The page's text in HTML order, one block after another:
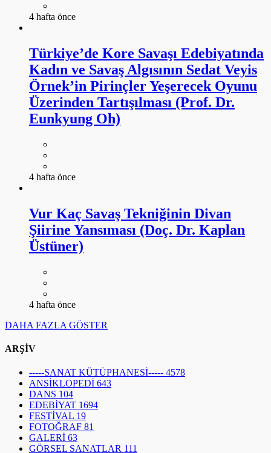
4 hafta önce
Türkiye’de Kore Savaşı Edebiyatında
Kadın ve Savaş Algısının Sedat Veyis
Örnek’in Pirinçler Yeşerecek Oyunu
Üzerinden Tartışılması (Prof. Dr.
Eunkyung Oh)
4 hafta önce
Vur Kaç Savaş Tekniğinin Divan
Şiirine Yansıması (Doç. Dr. Kaplan
Üstüner)
4 hafta önce
DAHA FAZLA GÖSTER
ARŞİV
-----SANAT KÜTÜPHANESİ----- 4578
ANSİKLOPEDİ 643
DANS 104
EDEBİYAT 1694
FESTİVAL 19
FOTOĞRAF 81
GALERİ 63
GÖRSEL SANATLAR 111